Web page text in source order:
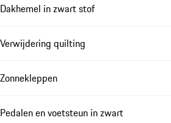
Dakhemel in zwart stof
Verwijdering quilting
Zonnekleppen
Pedalen en voetsteun in zwart